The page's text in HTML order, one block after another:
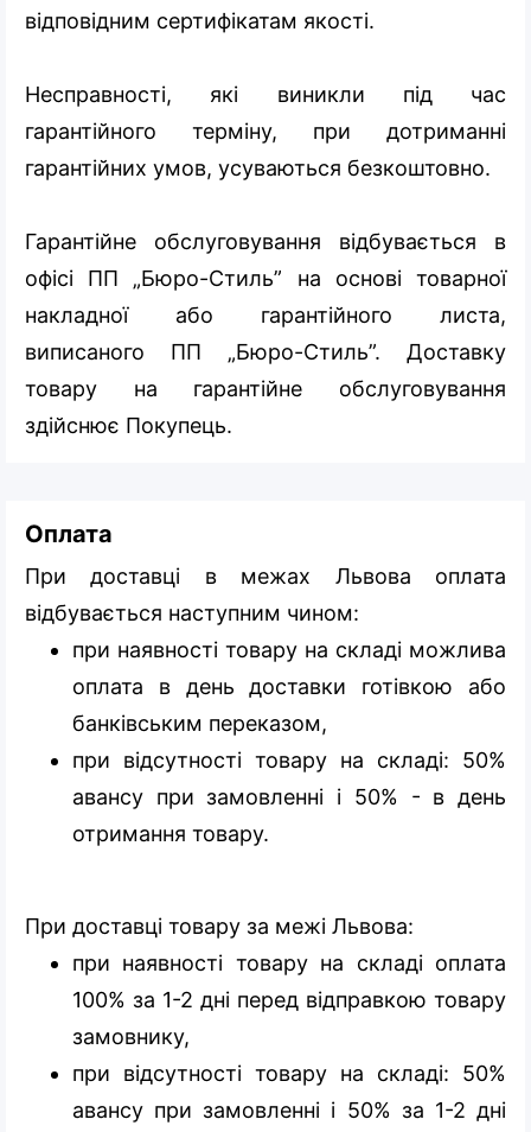
відповідним сертифікатам якості.
Несправності, які виникли під час
гарантійного терміну, при дотриманні
гарантійних умов, усуваються безкоштовно.
Гарантійне обслуговування відбувається в
офісі ПП „Бюро-Стиль” на основі товарної
накладної або гарантійного листа,
виписаного ПП „Бюро-Стиль”. Доставку
товару на гарантійне обслуговування
здійснює Покупець.
Оплата
При доставці в межах Львова оплата
відбувається наступним чином:
при наявності товару на складі можлива
оплата в день доставки готівкою або
банківським переказом,
при відсутності товару на складі: 50%
авансу при замовленні і 50% - в день
отримання товару.
При доставці товару за межі Львова:
при наявності товару на складі оплата
100% за 1-2 дні перед відправкою товару
замовнику,
при відсутності товару на складі: 50%
авансу при замовленні і 50% за 1-2 дні